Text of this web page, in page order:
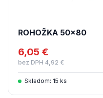
ROHOŽKA 50x80
6,05 €
bez DPH 4,92 €
Skladom: 15 ks